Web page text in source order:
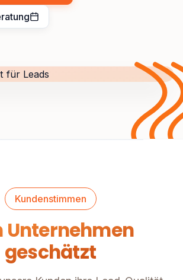
Kundenstimmen
Unternehmen
geschätzt